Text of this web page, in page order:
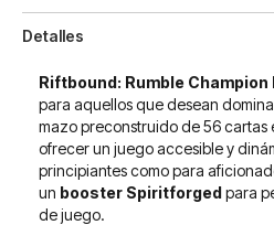
Detalles
Riftbound: Rumble Champion
para aquellos que desean
mazo preconstruido de 56 cartas
ofrecer un juego accesible y
principiantes como para
un booster Spiritforgedpara
de juego.